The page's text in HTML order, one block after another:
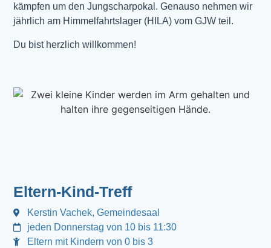
kämpfen um den Jungscharpokal. Genauso nehmen wir
jährlich am Himmelfahrtslager (HILA) vom GJW teil.
Du bist herzlich willkommen!
Eltern-Kind-Treff
Kerstin Vachek, Gemeindesaal
jeden Donnerstag von 10 bis 11:30
Eltern mit Kindern von 0 bis 3